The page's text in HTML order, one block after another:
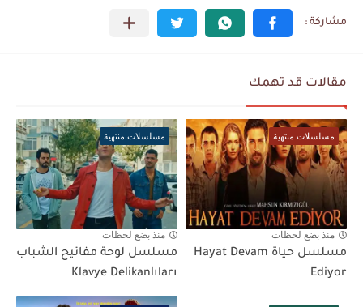
مقالات قد تهمك
مسلسلات منتهية
منذ بضع لحظات
مسلسل حياة Hayat Devam
Ediyor
مسلسلات منتهية
منذ بضع لحظات
مسلسل لوحة مفاتيح الشباب
Klavye Delikanlıları